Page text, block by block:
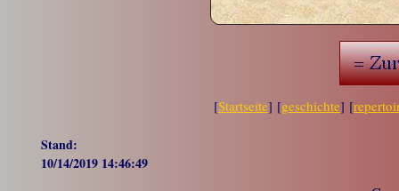
[Startseite] [geschichte] [
Stand:
10/14/2019 14:46:49